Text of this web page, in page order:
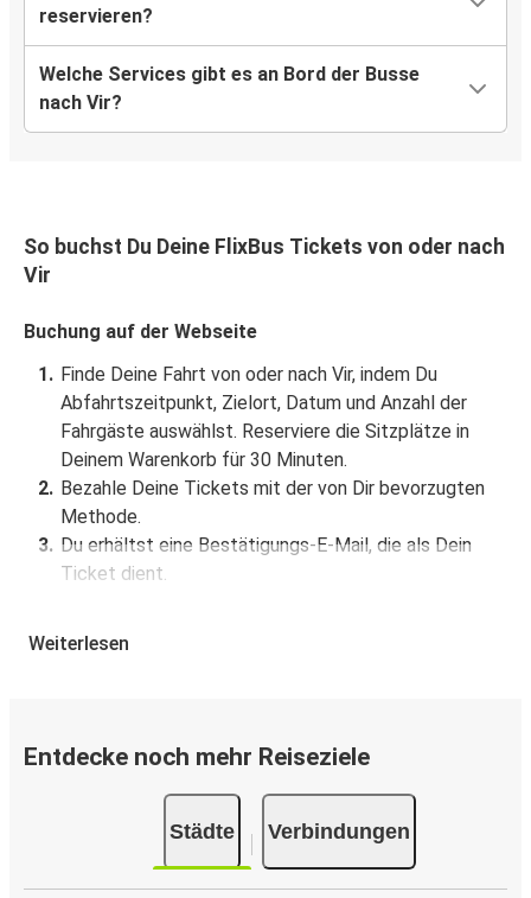
reservieren?
Welche Services gibt es an Bord der Busse
nach Vir?
So buchst Du Deine FlixBus Tickets von oder nach
Vir
Buchung auf der Webseite
Finde Deine Fahrt von oder nach Vir, indem Du
Abfahrtszeitpunkt, Zielort, Datum und Anzahl der
Fahrgäste auswählst. Reserviere die Sitzplätze in
Deinem Warenkorb für 30 Minuten.
Bezahle Deine Tickets mit der von Dir bevorzugten
Methode.
Du erhältst eine Bestätigungs-E-Mail, die als Dein
Ticket dient.
der App.
Verkaufsstellen für Tickets
Weiterlesen
Entdecke noch mehr Reiseziele
Städte Verbindungen